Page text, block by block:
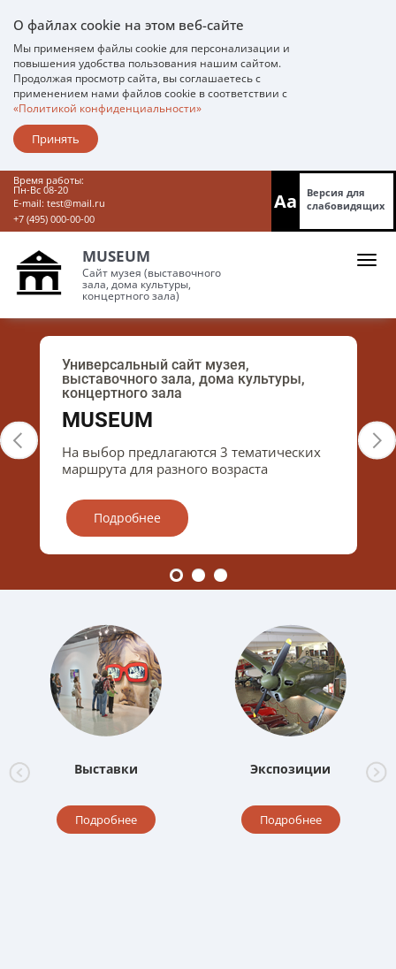
О файлах cookie на этом веб-сайте
Мы применяем файлы cookie для персонализации и
повышения удобства пользования нашим сайтом.
Продолжая просмотр сайта, вы соглашаетесь с
применением нами файлов cookie в соответствии с
«Политикой конфиденциальности»
Принять
Время работы:
Пн-Вс 08-20
E-mail: test@mail.ru
+7 (495) 000-00-00
Aa
Версия для
слабовидящих
MUSEUM
Сайт музея (выставочного
зала, дома культуры,
концертного зала)
Универсальный сайт музея,
выставочного зала, дома культуры,
концертного зала
MUSEUM
На выбор предлагаются 3 тематических
маршрута для разного возраста
Подробнее
Выставки
Подробнее
Экспозиции
Подробнее